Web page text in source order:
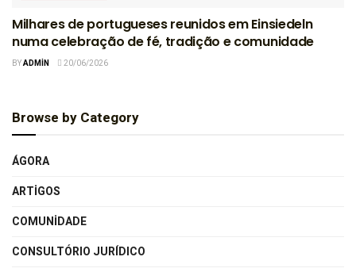
Milhares de portugueses reunidos em Einsiedeln
numa celebração de fé, tradição e comunidade
BYADMIN 20/06/2026
Browse by Category
ÁGORA
ARTIGOS
COMUNIDADE
CONSULTÓRIO JURÍDICO